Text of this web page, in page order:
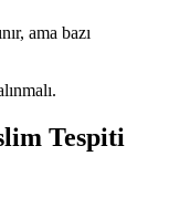
ama bazı
Tespiti